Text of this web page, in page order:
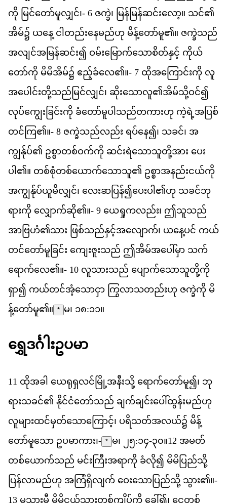
က မငတမလင်၊- 6 ဇကဲ၊ မန မနဆငလော့။ သင်၏​
အမ်၌ ယန င တညနမညဟ မနတမူ၏။ ဇကသည
အလငအ မနဆင်း၍ ဝမမကသစတနင ကယ
တက မမအမ်၌ ဧညခလေ၏။- 7 ထအကငက လ
အပ ငတသည မငလင်၊ ဆသလူ၏​အမသဝင်၍
လပက ခငက ခတမပ သညတကဟ ကရ အ ပစ
တင ကြ၏။- 8 ဇကသညလည ရပနေ၍၊ သခင်၊ အ
ကနပ်၏ ဥစတစဝကက ဆငရသသတအ ပ
ပ ါ၏။ တစစတစယကသသူ၏ ဥစအနညငယက
အကနပယမလင်၊ လဆ ပန်၍​ပပ ါ၏​ဟ သခငဘ
ရက လကဆို၏။- 9 ယရကလည်း၊ ဤသသည
အ ဗဟံ၏​သ ဖစသညနငအလက်၊ ယနပင ကယ
တငတမ ခင ကဇသည ဤအမအပ မ သက
ရကလေ၏။- 10 လသသည ပကသသတက
ရှာ၍ ကယတငအသင ကလသတညဟ ဇကက မ
နတမူ၏။ * မ၊ ၁၈:၁၁။
ရဒငဥပမ
11 ထအခ ယရရလင မ အနသ ရကတမူ၍၊ ဘ
ရသခင်၏ နငငတသည ခကခငပ ထနမညဟ
လမထငမတသကင့်၊ ပရသတအလယ်၌ မန
တမသ ဥပမကား၊- * မ၊ ၂၅:၁၄-၃၀။12 အမတ
တစယကသည မင ကအရက ခလို၍ မမ ပညသ
ပနလမညဟ အ ကရလက ဝသ ပညသ သွား၏။-
13 မသမ မမငယသတစကပက ခ ေါ်၍၊ ငတစ